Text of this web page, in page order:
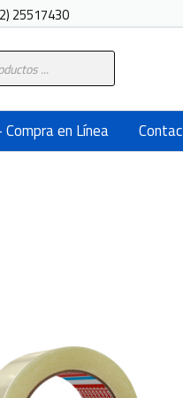
25517430
en Línea